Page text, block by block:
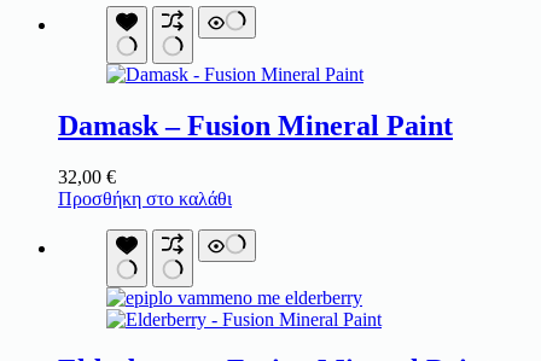
Damask – Fusion Mineral Paint
32,00 €
Προσθήκη στο καλάθι